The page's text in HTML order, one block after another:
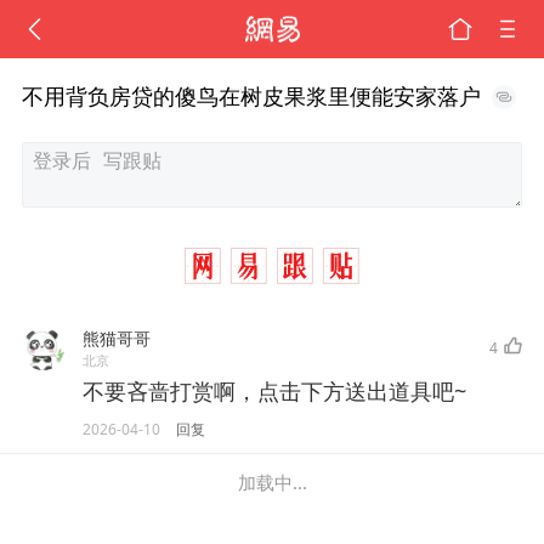
不用背负房贷的傻鸟在树皮果浆里便能安家落户
熊猫哥哥
北京
4
不要吝啬打赏啊，点击下方送出道具吧~
2026-04-10 回复
加载中...